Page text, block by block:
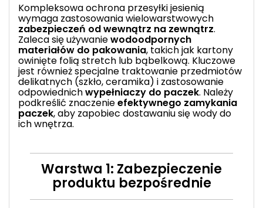
Kompleksowa ochrona przesyłki jesienią
wymaga zastosowania wielowarstwowych
zabezpieczeń od wewnątrz na zewnątrz.
Zaleca się używaniewodoodpornych
materiałów do pakowania, takich jak kartony
owinięte folią stretch lub bąbelkową. Kluczowe
jest również specjalne traktowanie przedmiotów
delikatnych (szkło, ceramika) i zastosowanie
odpowiednichwypełniaczy do paczek. Należy
podkreślić znaczenieefektywnego zamykania
paczek, aby zapobiec dostawaniu się wody do
ich wnętrza.
Warstwa 1: Zabezpieczenie
produktu bezpośrednie